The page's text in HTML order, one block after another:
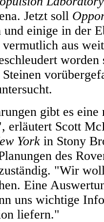
Jetzt soll
einige in der
vermutlich aus
gibt es
erläutert Scott
York in Stony
des
"Wir
Eine
uns wichtige
liefern."